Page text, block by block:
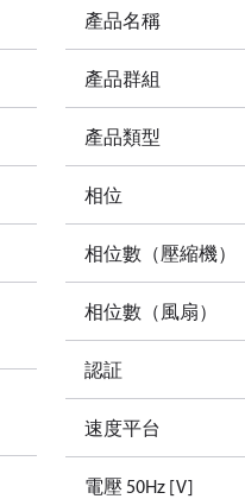
產品名稱
產品群組
產品類型
相位
相位數（壓縮機）
相位數（風扇）
認証
速度平台
電壓 50Hz [V]